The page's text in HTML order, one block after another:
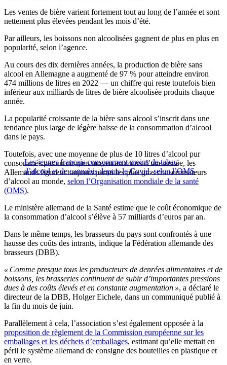
Les ventes de bière varient fortement tout au long de l’année et sont
nettement plus élevées pendant les mois d’été.
Par ailleurs, les boissons non alcoolisées gagnent de plus en plus en
popularité, selon l’agence.
Au cours des dix dernières années, la production de bière sans
alcool en Allemagne a augmenté de 97 % pour atteindre environ
474 millions de litres en 2022 — un chiffre qui reste toutefois bien
inférieur aux milliards de litres de bière alcoolisée produits chaque
année.
La popularité croissante de la bière sans alcool s’inscrit dans une
tendance plus large de légère baisse de la consommation d’alcool
dans le pays.
Les jeunes français consomment moins de tabac,
d’alcool et de cannabis depuis le Covid, selon l’OMS
Toutefois, avec une moyenne de plus de 10 litres d’alcool pur
consommés par un citoyen moyen au cours d’une année, les
Allemands figurent toujours parmi les plus gros consommateurs
d’alcool au monde, selon l’Organisation mondiale de la santé
(OMS).
Le ministère allemand de la Santé estime que le coût économique de
la consommation d’alcool s’élève à 57 milliards d’euros par an.
Dans le même temps, les brasseurs du pays sont confrontés à une
hausse des coûts des intrants, indique la Fédération allemande des
brasseurs (DBB).
« Comme presque tous les producteurs de denrées alimentaires et de
boissons, les brasseries continuent de subir d’importantes pressions
dues à des coûts élevés et en constante augmentation », a déclaré le
directeur de la DBB, Holger Eichele, dans un communiqué publié à
la fin du mois de juin.
Parallèlement à cela, l’association s’est également opposée à la
proposition de règlement de la Commission européenne sur les
emballages et les déchets d’emballages, estimant qu’elle mettait en
péril le système allemand de consigne des bouteilles en plastique et
en verre.